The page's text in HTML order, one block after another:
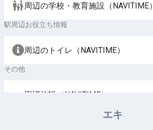
周辺の学校・教育施設（NAVITIME）
駅周辺お役立ち情報
周辺のトイレ（NAVITIME）
その他
周辺施設（NAVITIME）
エキ